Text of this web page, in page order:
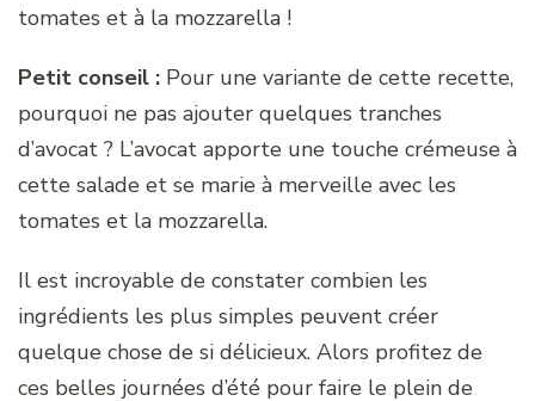
tomates et à la mozzarella !
Petit conseil : Pour une variante de cette recette,
pourquoi ne pas ajouter quelques tranches
d’avocat ? L’avocat apporte une touche crémeuse à
cette salade et se marie à merveille avec les
tomates et la mozzarella.
Il est incroyable de constater combien les
ingrédients les plus simples peuvent créer
quelque chose de si délicieux. Alors profitez de
ces belles journées d’été pour faire le plein de